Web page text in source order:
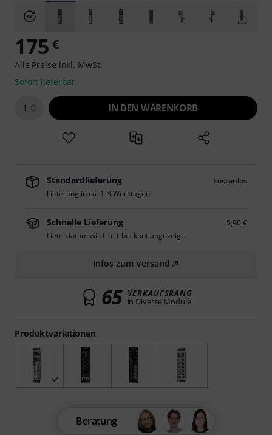
Produktvariationen
175 €
Alle Preise inkl. MwSt.
Sofort lieferbar
1 IN DEN WARENKORB
Standardlieferung
kostenlos
Lieferung in ca. 1-3 Werktagen
Schnelle Lieferung
5,90 €
Lieferdatum wird im Checkout angezeigt.
Infos zum Versand
65 VERKAUFSRANG
in Diverse Module
Beratung